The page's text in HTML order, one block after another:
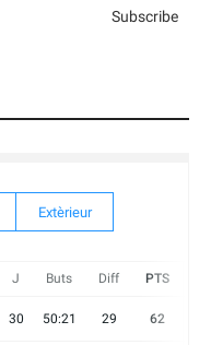
Subscribe
Extèrieur
J Buts Diff PTS
30 50:21 29 62